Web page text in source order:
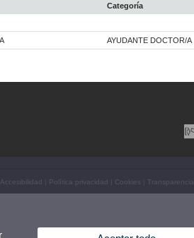
Categoría
AYUDANTE DOCTOR/A
Accesibilidad Política privacidad Cookies Transparencia